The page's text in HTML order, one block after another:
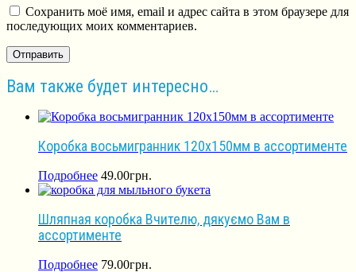
Сохранить моё имя, email и адрес сайта в этом браузере для
последующих моих комментариев.
Вам также будет интересно…
Коробка восьмигранник 120х150мм в ассортименте
Подробнее 49.00грн.
Шляпная коробка Вчителю, дякуємо Вам в
ассортименте
Подробнее 79.00грн.